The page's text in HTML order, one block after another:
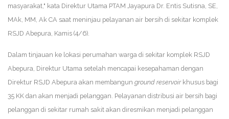
masyarakat," kata Direktur Utama PTAM Jayapura Dr. Entis Sutisna, SE,
MAk, MM, Ak CA saat meninjau pelayanan air bersih di sekitar komplek
RSJD Abepura, Kamis (4/6).
Dalam tinjauan ke lokasi perumahan warga di sekitar komplek RSJD
Abepura, Direktur Utama setelah mencapai kesepahaman dengan
Direktur RSJD Abepura akan membangun ground reservoirkhusus bagi
35 KK dan akan menjadi pelanggan. Pelayanan distribusi air bersih bagi
pelanggan di sekitar rumah sakit akan diresmikan menjadi pelanggan